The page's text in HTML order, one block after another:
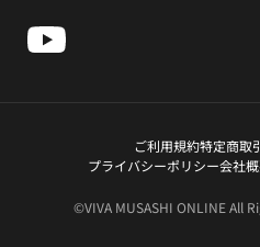
ご利用規約特定商取
プライバシーポリシー会社
©VIVA MUSASHI ONLINE All